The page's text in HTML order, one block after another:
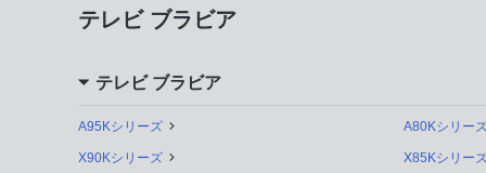
テレビ ブラビア
テレビ ブラビア
A95Kシリーズ A80Kシリー
X90Kシリーズ X85Kシリー